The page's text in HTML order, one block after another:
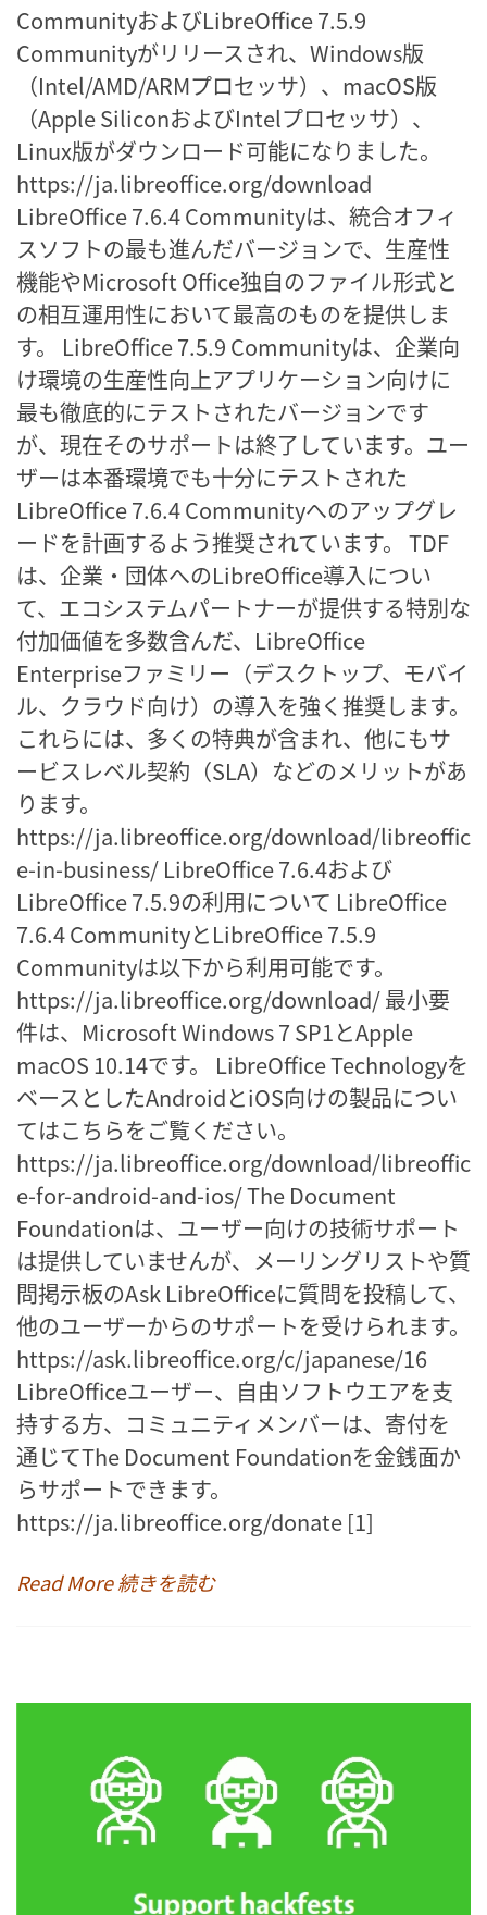
CommunityおよびLibreOffice 7.5.9
Communityがリリースされ、Windows版
（Intel/AMD/ARMプロセッサ）、macOS版
（Apple SiliconおよびIntelプロセッサ）、
Linux版がダウンロード可能になりました。
https://ja.libreoffice.org/download
LibreOffice 7.6.4 Communityは、統合オフィ
スソフトの最も進んだバージョンで、生産性
機能やMicrosoft Office独自のファイル形式と
の相互運用性において最高のものを提供しま
す。 LibreOffice 7.5.9 Communityは、企業向
け環境の生産性向上アプリケーション向けに
最も徹底的にテストされたバージョンです
が、現在そのサポートは終了しています。ユー
ザーは本番環境でも十分にテストされた
LibreOffice 7.6.4 Communityへのアップグレ
ードを計画するよう推奨されています。 TDF
は、企業・団体へのLibreOffice導入につい
て、エコシステムパートナーが提供する特別な
付加価値を多数含んだ、LibreOffice
Enterpriseファミリー（デスクトップ、モバイ
ル、クラウド向け）の導入を強く推奨します。
これらには、多くの特典が含まれ、他にもサ
ービスレベル契約（SLA）などのメリットがあ
ります。
https://ja.libreoffice.org/download/libreoffic
e-in-business/ LibreOffice 7.6.4および
LibreOffice 7.5.9の利用について LibreOffice
7.6.4 CommunityとLibreOffice 7.5.9
Communityは以下から利用可能です。
https://ja.libreoffice.org/download/ 最小要
件は、Microsoft Windows 7 SP1とApple
macOS 10.14です。 LibreOffice Technologyを
ベースとしたAndroidとiOS向けの製品につい
てはこちらをご覧ください。
https://ja.libreoffice.org/download/libreoffic
e-for-android-and-ios/ The Document
Foundationは、ユーザー向けの技術サポート
は提供していませんが、メーリングリストや質
問掲示板のAsk LibreOfficeに質問を投稿して、
他のユーザーからのサポートを受けられます。
https://ask.libreoffice.org/c/japanese/16
LibreOfficeユーザー、自由ソフトウエアを支
持する方、コミュニティメンバーは、寄付を
通じてThe Document Foundationを金銭面か
らサポートできます。
https://ja.libreoffice.org/donate [1]
Read More 続きを読む